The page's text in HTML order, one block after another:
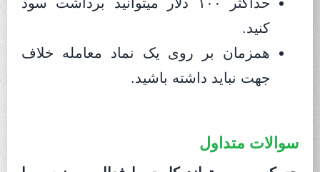
کنید.
همزمان بر روی یک نماد معامله خلاف
جهت نباید داشته باشید.
سوالات متداول